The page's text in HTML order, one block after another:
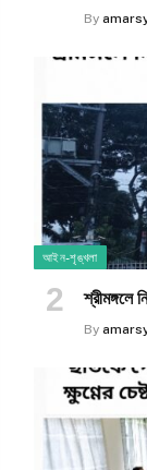
By
আইন-শৃঙ্খলা
শ্রীমঙ্গলে
By